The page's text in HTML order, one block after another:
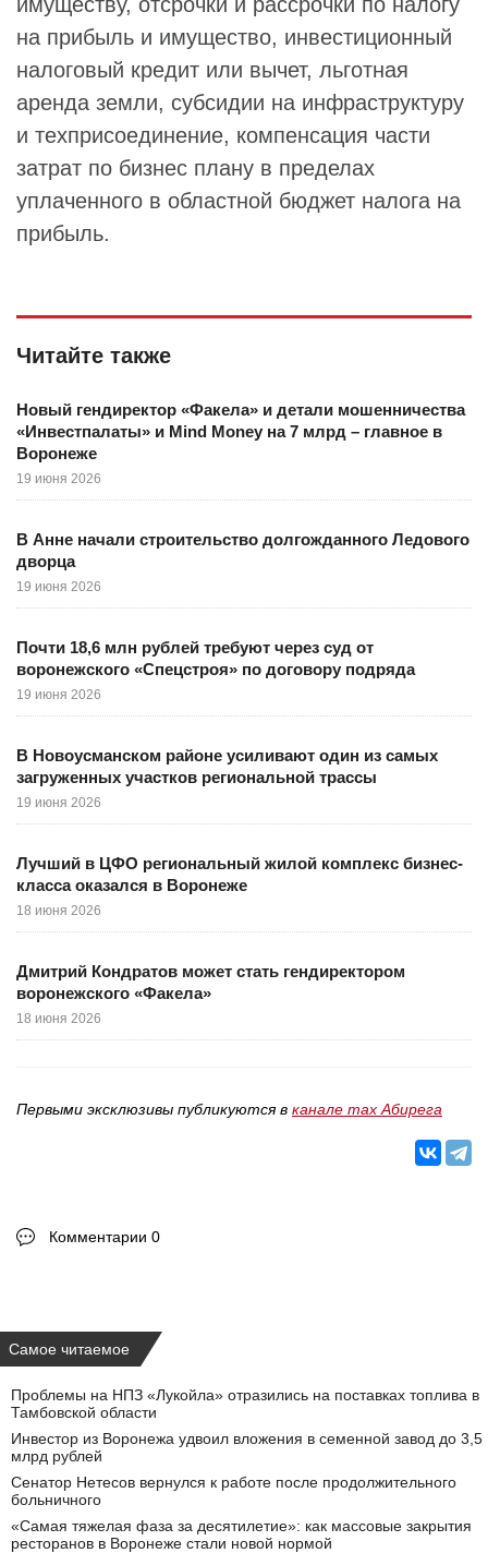
на прибыль и имущество, инвестиционный
налоговый кредит или вычет, льготная
аренда земли, субсидии на инфраструктуру
и техприсоединение, компенсация части
затрат по бизнес плану в пределах
уплаченного в областной бюджет налога на
прибыль.
Читайте также
Новый гендиректор «Факела» и детали мошенничества
«Инвестпалаты» и Mind Money на 7 млрд – главное в
Воронеже
19 июня 2026
В Анне начали строительство долгожданного Ледового
дворца
19 июня 2026
Почти 18,6 млн рублей требуют через суд от
воронежского «Спецстроя» по договору подряда
19 июня 2026
В Новоусманском районе усиливают один из самых
загруженных участков региональной трассы
19 июня 2026
Лучший в ЦФО региональный жилой комплекс бизнес-
класса оказался в Воронеже
18 июня 2026
Дмитрий Кондратов может стать гендиректором
воронежского «Факела»
18 июня 2026
Первыми эксклюзивы публикуются в канале max Абирега
Комментарии 0
Самое читаемое
Проблемы на НПЗ «Лукойла» отразились на поставках топлива в
Тамбовской области
Инвестор из Воронежа удвоил вложения в семенной завод до 3,5
млрд рублей
Сенатор Нетесов вернулся к работе после продолжительного
больничного
«Самая тяжелая фаза за десятилетие»: как массовые закрытия
ресторанов в Воронеже стали новой нормой